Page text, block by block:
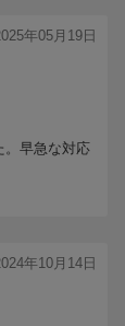
年05月19日
。早急な対応
年10月14日